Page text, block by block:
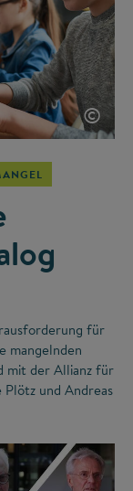
©
für
mangelnden
mit der Allianz für
und Andreas